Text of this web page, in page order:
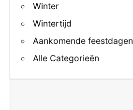
Winter
Wintertijd
Aankomende feestdagen
Alle Categorieën